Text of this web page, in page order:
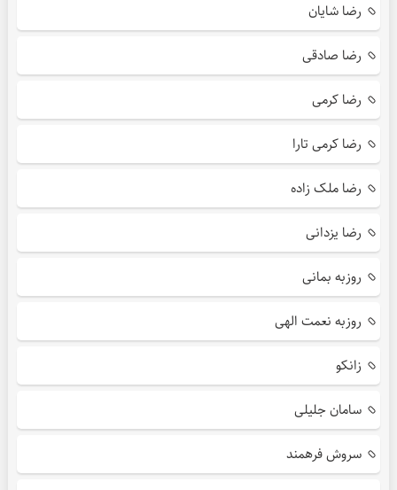
رضا شایان
رضا صادقی
رضا کرمی
رضا کرمی تارا
رضا ملک زاده
رضا یزدانی
روزبه بمانی
روزبه نعمت الهی
زانکو
سامان جلیلی
سروش فرهمند